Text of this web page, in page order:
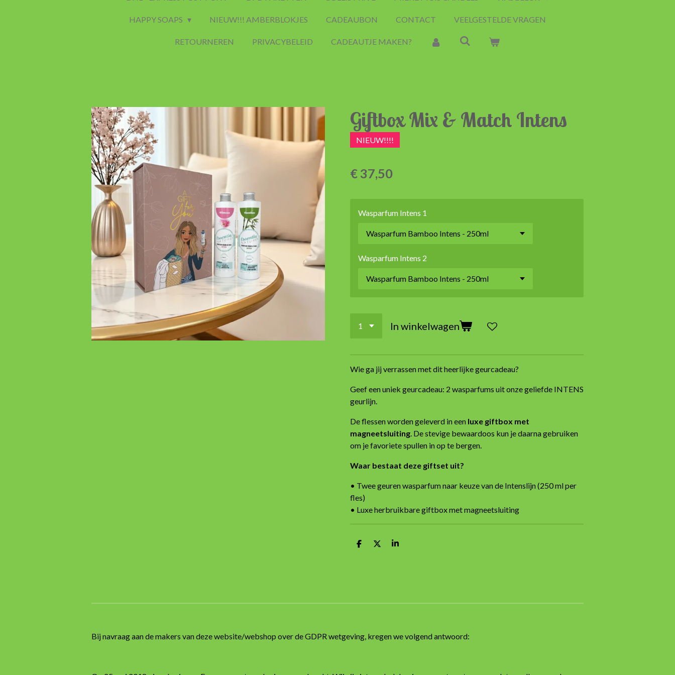
HAPPY SOAPS NIEUW!!! AMBERBLOKJES CADEAUBON CONTACT VEELGESTELDE VRAGEN
RETOURNEREN PRIVACYBELEID CADEAUTJE MAKEN?
Giftbox Mix & Match Intens
NIEUW!!!!
€ 37,50
Wasparfum Intens 1
Wasparfum Intens 2
In winkelwagen
Wie ga jij verrassen met dit heerlijke geurcadeau?
Geef een uniek geurcadeau: 2 wasparfums uit onze geliefde INTENS
geurlijn.
De flessen worden geleverd in een luxe giftbox met
magneetsluiting . De stevige bewaardoos kun je daarna gebruiken
om je favoriete spullen in op te bergen.
Waar bestaat deze giftset uit?
• Twee geuren wasparfum naar keuze van de Intenslijn (250 ml per
fles)
• Luxe herbruikbare giftbox met magneetsluiting
D
D
S
Bij navraag aan de makers van deze website/webshop over de GDPR wetgeving, kregen we volgend antwoord: